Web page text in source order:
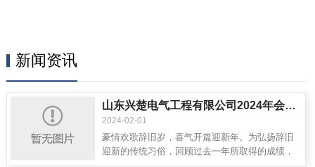
新闻资讯
山东兴楚电气工程有限公司2024年会盛典暨颁奖典礼
2024-02-01
豪情欢歌辞旧岁，喜气开篇迎新年。为弘扬辞旧
迎新的传统习俗，回顾过去一年所取得的成绩，